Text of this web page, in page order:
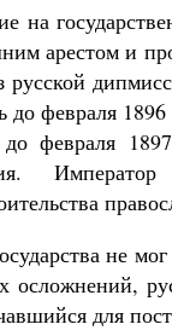
на
арестом и
февраля 1896
февраля
не
для